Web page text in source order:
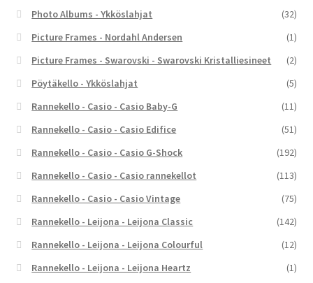
Photo Albums - Ykköslahjat
(32)
Picture Frames - Nordahl Andersen
(1)
Picture Frames - Swarovski - Swarovski Kristalliesineet
(2)
Pöytäkello - Ykköslahjat
(5)
Rannekello - Casio - Casio Baby-G
(11)
Rannekello - Casio - Casio Edifice
(51)
Rannekello - Casio - Casio G-Shock
(192)
Rannekello - Casio - Casio rannekellot
(113)
Rannekello - Casio - Casio Vintage
(75)
Rannekello - Leijona - Leijona Classic
(142)
Rannekello - Leijona - Leijona Colourful
(12)
Rannekello - Leijona - Leijona Heartz
(1)